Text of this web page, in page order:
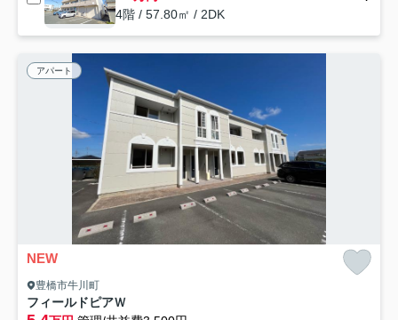
4階 / 57.80㎡ / 2DK
アパート
NEW
豊橋市牛川町
フィールドピアＷ